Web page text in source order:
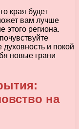
края будет
вам лучше
этого региона.
и покой
новые грани
на